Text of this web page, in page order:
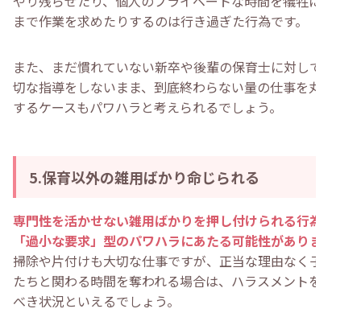
まで作業を求めたりするのは行き過ぎた行為です。
また、まだ慣れていない新卒や後輩の保育士に対して、適
切な指導をしないまま、到底終わらない量の仕事を丸投げ
するケースもパワハラと考えられるでしょう。
5.保育以外の雑用ばかり命じられる
専門性を活かせない雑用ばかりを押し付けられる行為も、
「過小な要求」型のパワハラにあたる可能性があります
掃除や片付けも大切な仕事ですが、正当な理由なく子ども
たちと関わる時間を奪われる場合は、ハラスメントを疑う
べき状況といえるでしょう。